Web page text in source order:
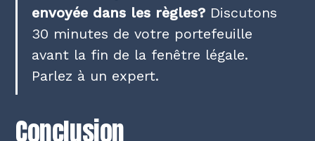
envoyée dans les règles? Discutons
30 minutes de votre portefeuille
avant la fin de la fenêtre légale.
Parlez à un expert.
Conclusion